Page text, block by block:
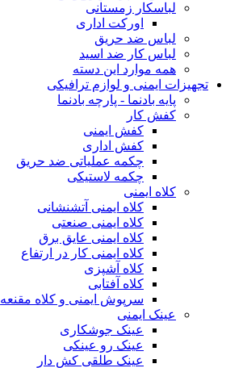
لباسکار زمستانی
اورکت اداری
لباس ضد حریق
لباس کار ضد اسید
همه موارد این دسته
تجهیزات ایمنی و لوازم ترافیکی
پایه بادنما - پارچه بادنما
کفش کار
کفش ایمنی
کفش اداری
چکمه عملیاتی ضد حریق
چکمه لاستیکی
کلاه ایمنی
کلاه ایمنی آتشنشانی
کلاه ایمنی صنعتی
کلاه ایمنی عایق برق
کلاه ایمنی کار در ارتفاع
کلاه آشپزی
کلاه آفتابی
سرپوش ایمنی و کلاه مقنعه
عینک ایمنی
عینک جوشکاری
عینک رو عینکی
عینک طلقی کش دار